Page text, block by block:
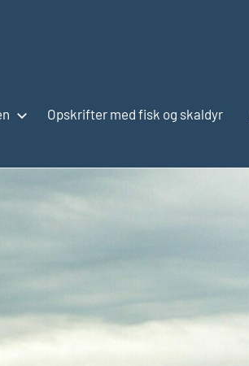
Opskrifter med fisk og skaldyr